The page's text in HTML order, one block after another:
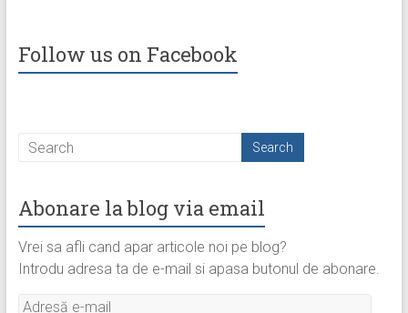
Follow us on Facebook
Abonare la blog via email
Vrei sa afli cand apar articole noi pe blog?
Introdu adresa ta de e-mail si apasa butonul de abonare.
Adresă